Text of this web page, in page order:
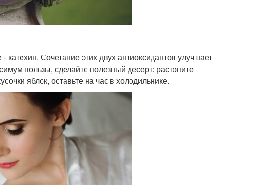
Сочетание этих двух антиоксидантов улучшает
пользы, сделайте полезный десерт: растопите
яблок, оставьте на час в холодильнике.